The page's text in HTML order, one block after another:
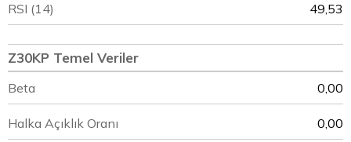
RSI (14) 49,53
Z30KP Temel Veriler
Beta 0,00
Halka Açıklık Oranı 0,00